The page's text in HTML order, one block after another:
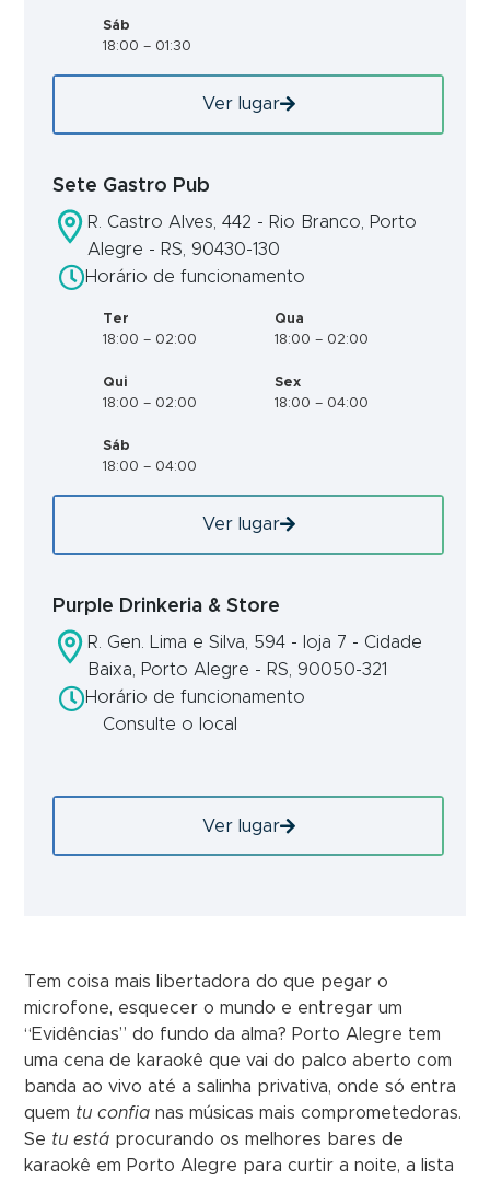
Tem coisa mais libertadora do que pegar o
microfone, esquecer o mundo e entregar um
“Evidências” do fundo da alma? Porto Alegre tem
uma cena de karaokê que vai do palco aberto com
banda ao vivo até a salinha privativa, onde só entra
quem tu confia nas músicas mais comprometedoras.
Se tu está procurando os melhores bares de
karaokê em Porto Alegre para curtir a noite, a lista
Sáb
18:00 – 01:30
Ver lugar
Sete Gastro Pub
R. Castro Alves, 442 - Rio Branco, Porto
Alegre - RS, 90430-130
Horário de funcionamento
Ter
18:00 – 02:00
Qua
18:00 – 02:00
Qui
18:00 – 02:00
Sex
18:00 – 04:00
Sáb
18:00 – 04:00
Ver lugar
Purple Drinkeria & Store
R. Gen. Lima e Silva, 594 - loja 7 - Cidade
Baixa, Porto Alegre - RS, 90050-321
Horário de funcionamento
Consulte o local
Ver lugar